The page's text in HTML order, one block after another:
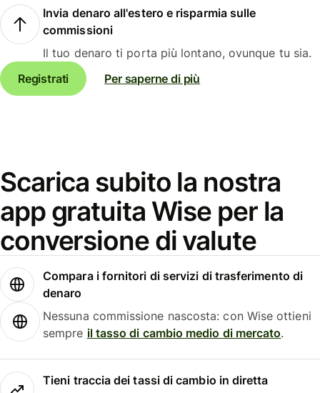
Invia denaro all'estero e risparmia sulle
commissioni
Il tuo denaro ti porta più lontano, ovunque tu sia.
Registrati
Per saperne di più
Scarica subito la nostra
app gratuita Wise per la
conversione di valute
Compara i fornitori di servizi di trasferimento di
denaro
Nessuna commissione nascosta: con Wise ottieni
sempre il tasso di cambio medio di mercato.
Tieni traccia dei tassi di cambio in diretta